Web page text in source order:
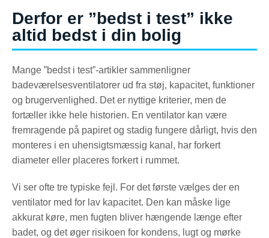
Derfor er ”bedst i test” ikke
altid bedst i din bolig
Mange ”bedst i test”-artikler sammenligner
badeværelsesventilatorer ud fra støj, kapacitet, funktioner
og brugervenlighed. Det er nyttige kriterier, men de
fortæller ikke hele historien. En ventilator kan være
fremragende på papiret og stadig fungere dårligt, hvis den
monteres i en uhensigtsmæssig kanal, har forkert
diameter eller placeres forkert i rummet.
Vi ser ofte tre typiske fejl. For det første vælges der en
ventilator med for lav kapacitet. Den kan måske lige
akkurat køre, men fugten bliver hængende længe efter
badet, og det øger risikoen for kondens, lugt og mørke